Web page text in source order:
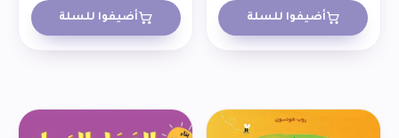
أضيفوا للسلة أضيفوا للسلة